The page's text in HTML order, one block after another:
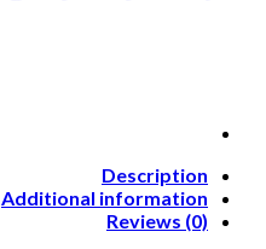
Description
Additional information
Reviews (0)